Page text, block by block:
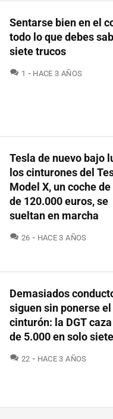
Sentarse bien en el
todo lo que debes
siete trucos
1 COMENTARIOS
HACE 3 AÑOS
Tesla de nuevo bajo
los cinturones del
Model X, un coche
de 120.000 euros, se
sueltan en marcha
26 COMENTARIOS
HACE 3 AÑOS
Demasiados
siguen sin ponerse el
cinturón: la DGT
de 5.000 en solo
22 COMENTARIOS
HACE 3 AÑOS